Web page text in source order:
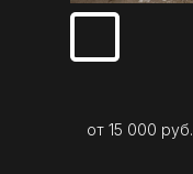
от 15 000 руб.